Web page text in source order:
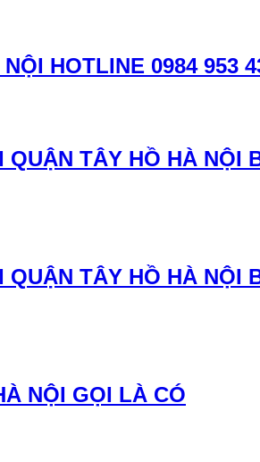
HOTLINE 0984 953
TÂY HỒ HÀ NỘI
TÂY HỒ HÀ NỘI
NỘI GỌI LÀ CÓ